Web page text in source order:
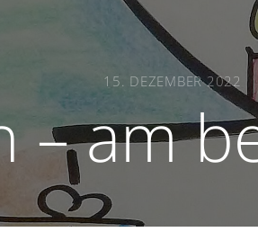
15. DEZEMBER 2022
– am